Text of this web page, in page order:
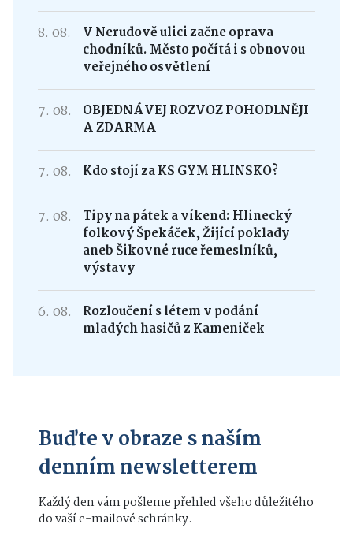
8. 08.
V Nerudově ulici začne oprava
chodníků. Město počítá i s obnovou
veřejného osvětlení
7. 08.
OBJEDNÁVEJ ROZVOZ POHODLNĚJI
A ZDARMA
7. 08. Kdo stojí za KS GYM HLINSKO?
7. 08.
Tipy na pátek a víkend: Hlinecký
folkový Špekáček, Žijící poklady
aneb Šikovné ruce řemeslníků,
výstavy
6. 08.
Rozloučení s létem v podání
mladých hasičů z Kameniček
Buďte v obraze s naším
denním newsletterem
Každý den vám pošleme přehled všeho důležitého
do vaší e-mailové schránky.